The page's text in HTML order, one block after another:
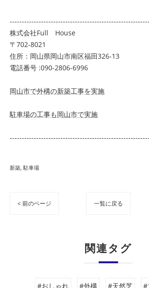
株式会社Full House
〒702-8021
住所：岡山県岡山市南区福田326-13
電話番号 :090-2806-6996
岡山市で外構の新築工事を実施
駐車場の工事も岡山市で実施
新築 駐車場
< 前のページ 一覧に戻る
関連タグ
#おしゃれ #外構 #天然芝 #